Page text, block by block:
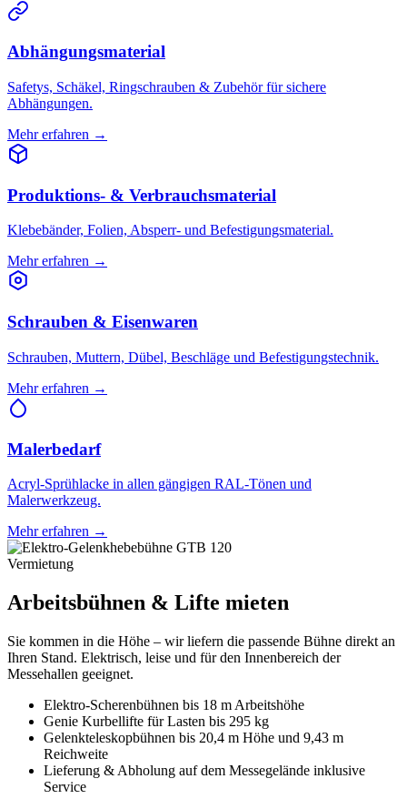
Abhängungsmaterial
Safetys, Schäkel, Ringschrauben & Zubehör für sichere
Abhängungen.
Mehr erfahren →
Produktions- & Verbrauchsmaterial
Klebebänder, Folien, Absperr- und Befestigungsmaterial.
Mehr erfahren →
Schrauben & Eisenwaren
Schrauben, Muttern, Dübel, Beschläge und Befestigungstechnik.
Mehr erfahren →
Malerbedarf
Acryl-Sprühlacke in allen gängigen RAL-Tönen und
Malerwerkzeug.
Mehr erfahren →
Vermietung
Arbeitsbühnen & Lifte mieten
Sie kommen in die Höhe – wir liefern die passende Bühne direkt an
Ihren Stand. Elektrisch, leise und für den Innenbereich der
Messehallen geeignet.
Elektro-Scherenbühnen bis 18 m Arbeitshöhe
Genie Kurbellifte für Lasten bis 295 kg
Gelenkteleskopbühnen bis 20,4 m Höhe und 9,43 m
Reichweite
Lieferung & Abholung auf dem Messegelände inklusive
Service